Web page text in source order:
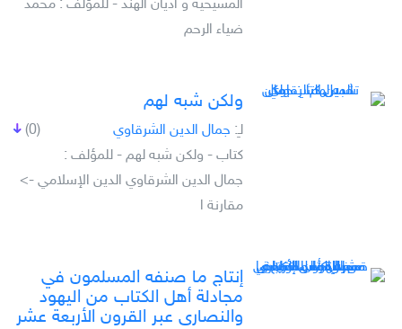
المسيحية و أديان الهند - للمؤلف : محمد
ضياء الرحم
ولكن شبه لهم
(0) لـِ: جمال الدين الشرقاوي
كتاب - ولكن شبه لهم - للمؤلف :
جمال الدين الشرقاوي الدين الإسلامي ->
مقارنة ا
إنتاج ما صنفه المسلمون في
مجادلة أهل الكتاب من اليهود
والنصارى عبر القرون الأربعة عشر